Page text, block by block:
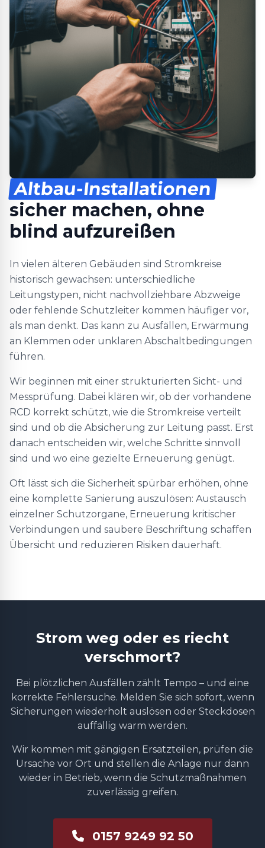
Altbau-Installationen
sicher machen, ohne
blind aufzureißen
In vielen älteren Gebäuden sind Stromkreise
historisch gewachsen: unterschiedliche
Leitungstypen, nicht nachvollziehbare Abzweige
oder fehlende Schutzleiter kommen häufiger vor,
als man denkt. Das kann zu Ausfällen, Erwärmung
an Klemmen oder unklaren Abschaltbedingungen
führen.
Wir beginnen mit einer strukturierten Sicht- und
Messprüfung. Dabei klären wir, ob der vorhandene
RCD korrekt schützt, wie die Stromkreise verteilt
sind und ob die Absicherung zur Leitung passt. Erst
danach entscheiden wir, welche Schritte sinnvoll
sind und wo eine gezielte Erneuerung genügt.
Oft lässt sich die Sicherheit spürbar erhöhen, ohne
eine komplette Sanierung auszulösen: Austausch
einzelner Schutzorgane, Erneuerung kritischer
Verbindungen und saubere Beschriftung schaffen
Übersicht und reduzieren Risiken dauerhaft.
Strom weg oder es riecht
verschmort?
Bei plötzlichen Ausfällen zählt Tempo – und eine
korrekte Fehlersuche. Melden Sie sich sofort, wenn
Sicherungen wiederholt auslösen oder Steckdosen
auffällig warm werden.
Wir kommen mit gängigen Ersatzteilen, prüfen die
Ursache vor Ort und stellen die Anlage nur dann
wieder in Betrieb, wenn die Schutzmaßnahmen
zuverlässig greifen.
0157 9249 92 50